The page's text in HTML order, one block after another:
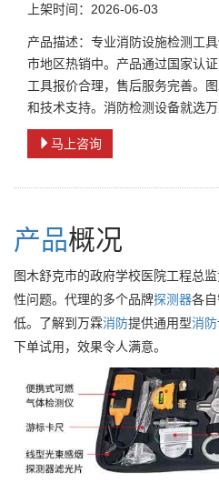
上架时间：2026-06-03
产品描述：专业消防设施检测工
市地区热销中。产品通过国家认
工具报价合理，售后服务完善。
和技术支持。消防检测设备就选万
马上咨询
产品概况
图木舒克市的政府学校医院工程总
性问题。代理的多个品牌探测器各
低。了解到万霖消防提供通用型消防
下单试用，效果令人满意。